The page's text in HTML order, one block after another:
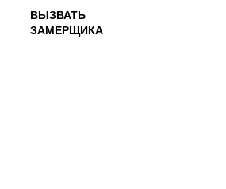
ВЫЗВАТЬ
ЗАМЕРЩИКА